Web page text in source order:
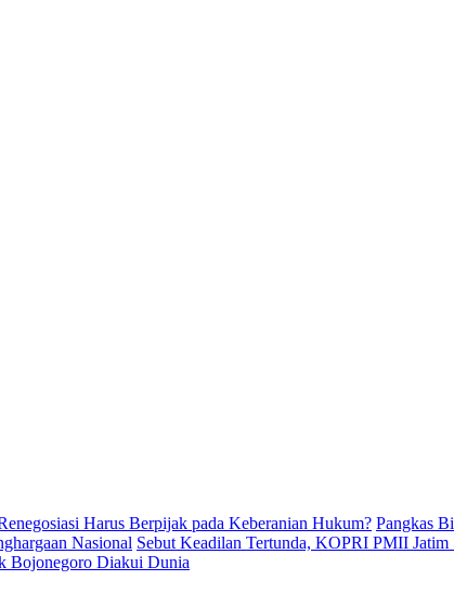
Harus Berpijak pada Keberanian Hukum? Pangkas
Nasional Sebut Keadilan Tertunda, KOPRI PMII Jatim
Bojonegoro Diakui Dunia